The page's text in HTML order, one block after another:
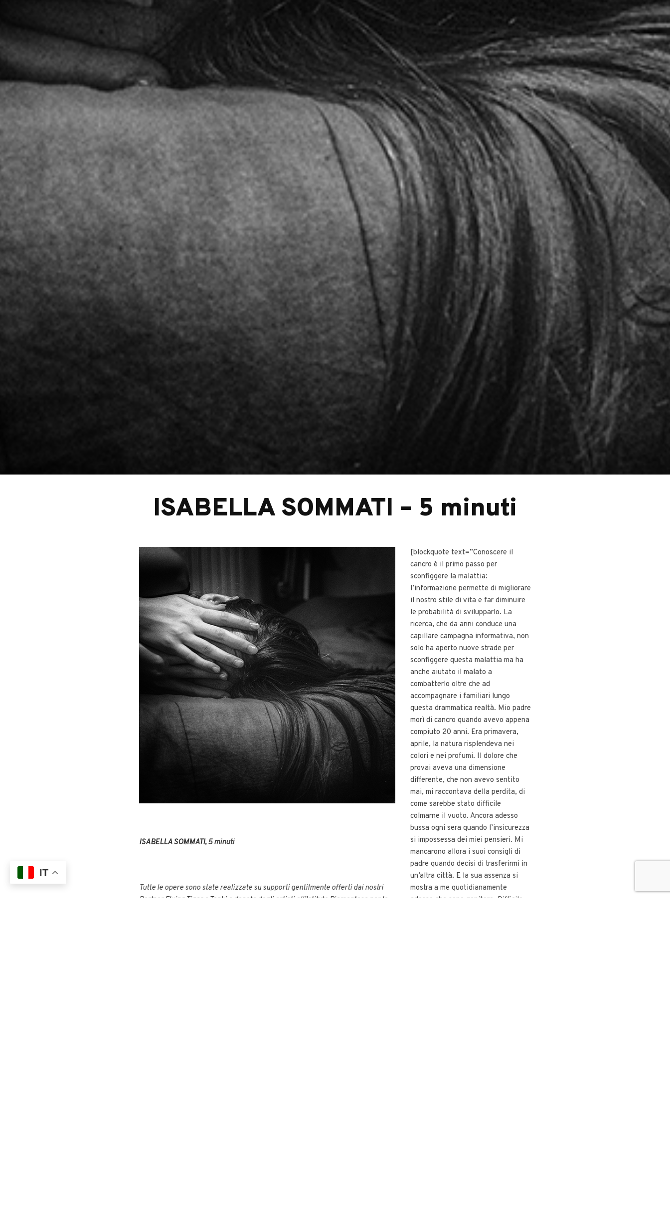
ISABELLA SOMMATI – 5 minuti
ISABELLA SOMMATI, 5 minuti
Tutte le opere sono state realizzate su supporti gentilmente offerti dai nostri
Partner Flying Tigere Tonkie donate dagli artisti all’Istituto Piemontese per la
[blockquote text=”Conoscere il
cancro è il primo passo per
sconfiggere la malattia:
l’informazione permette di migliorare
il nostro stile di vita e far diminuire
le probabilità di svilupparlo. La
ricerca, che da anni conduce una
capillare campagna informativa, non
solo ha aperto nuove strade per
sconfiggere questa malattia ma ha
anche aiutato il malato a
combatterlo oltre che ad
accompagnare i familiari lungo
questa drammatica realtà. Mio padre
morì di cancro quando avevo appena
compiuto 20 anni. Era primavera,
aprile, la natura risplendeva nei
colori e nei profumi. Il dolore che
provai aveva una dimensione
differente, che non avevo sentito
mai, mi raccontava della perdita, di
come sarebbe stato difficile
colmarne il vuoto. Ancora adesso
bussa ogni sera quando l’insicurezza
si impossessa dei miei pensieri. Mi
mancarono allora i suoi consigli di
padre quando decisi di trasferirmi in
un’altra città. E la sua assenza si
mostra a me quotidianamente
adesso che sono genitore. Difficile
IT